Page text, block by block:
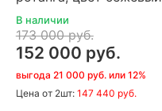
В наличии
173 000 руб.
152 000 руб.
выгода 21 000 руб. или 12%
Цена от 2шт: 147 440 руб.